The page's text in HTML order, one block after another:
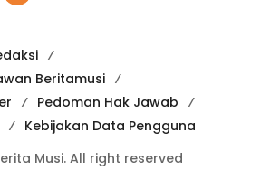
Beritamusi
Pedoman Hak Jawab
Kebijakan Data Pengguna
Musi. All right reserved